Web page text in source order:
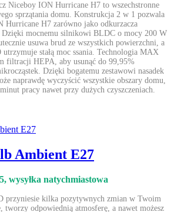
Niceboy ION Hurricane H7 to wszechstronne
sprzątania domu. Konstrukcja 2 w 1 pozwala
Hurricane H7 zarówno jako odkurzacza
mocnemu silnikowi BLDC o mocy 200 W
usuwa brud ze wszystkich powierzchni, a
stałą moc ssania. Technologia MAX
filtracji HEPA, aby usunąć do 99,95%
Dzięki bogatemu zestawowi nasadek
naprawdę wyczyścić wszystkie obszary domu,
pracy nawet przy dużych czyszczeniach.
Ambient E27
, wysyłka natychmiastowa
przyniesie kilka pozytywnych zmian w Twoim
tworzy odpowiednią atmosferę, a nawet możesz